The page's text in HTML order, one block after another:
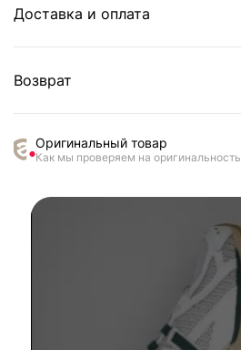
Доставка и оплата
Возврат
Оригинальный товар
Как мы проверяем на оригинальность